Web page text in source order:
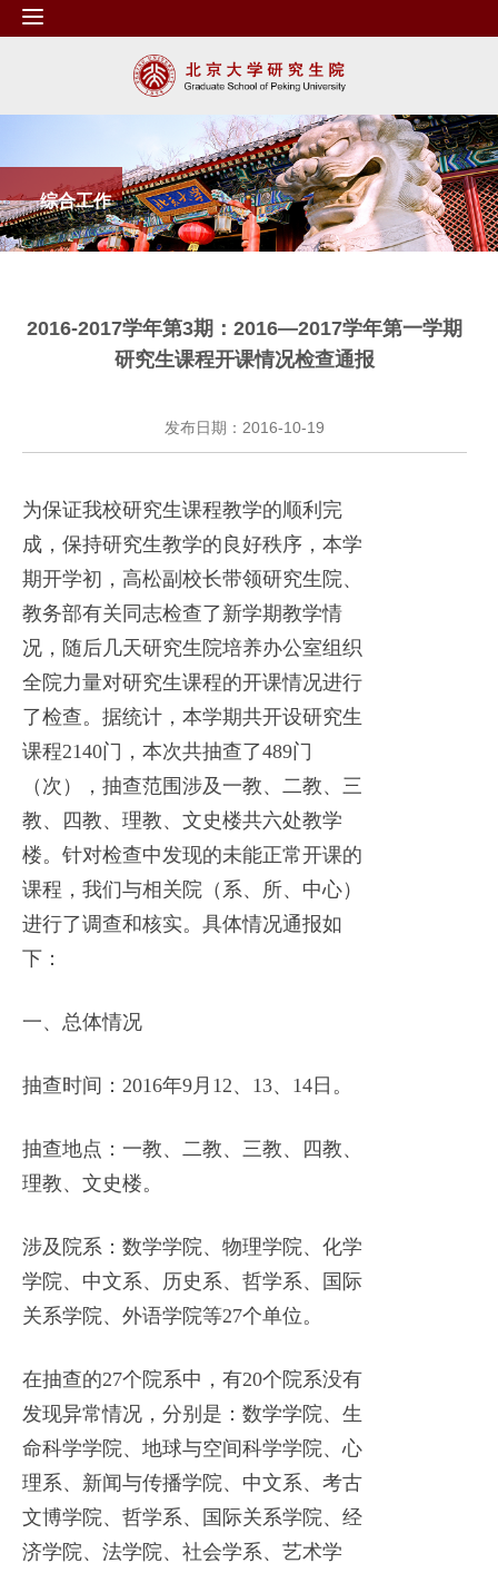
综合工作
2016-2017学年第3期：2016—2017学年第一学期
研究生课程开课情况检查通报
发布日期：2016-10-19
为保证我校研究生课程教学的顺利完
成，保持研究生教学的良好秩序，本学
期开学初，高松副校长带领研究生院、
教务部有关同志检查了新学期教学情
况，随后几天研究生院培养办公室组织
全院力量对研究生课程的开课情况进行
了检查。据统计，本学期共开设研究生
课程2140门，本次共抽查了489门
（次），抽查范围涉及一教、二教、三
教、四教、理教、文史楼共六处教学
楼。针对检查中发现的未能正常开课的
课程，我们与相关院（系、所、中心）
进行了调查和核实。具体情况通报如
下：
一、总体情况
抽查时间：2016年9月12、13、14日。
抽查地点：一教、二教、三教、四教、
理教、文史楼。
涉及院系：数学学院、物理学院、化学
学院、中文系、历史系、哲学系、国际
关系学院、外语学院等27个单位。
在抽查的27个院系中，有20个院系没有
发现异常情况，分别是：数学学院、生
命科学学院、地球与空间科学学院、心
理系、新闻与传播学院、中文系、考古
文博学院、哲学系、国际关系学院、经
济学院、法学院、社会学系、艺术学